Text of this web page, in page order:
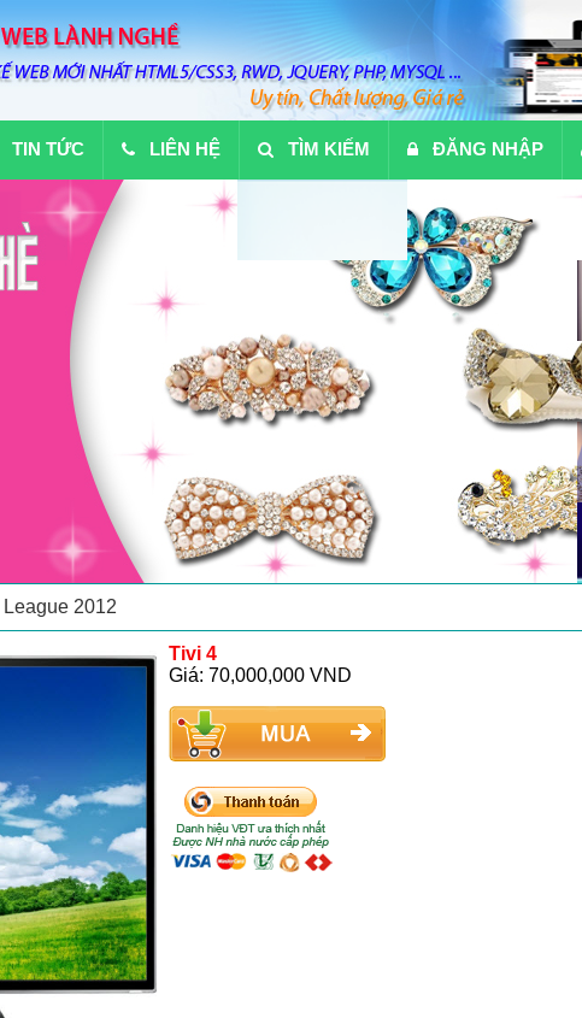
TIN TỨC LIÊN HỆ TÌM KIẾM ĐĂNG NHẬP
mọi thời đại
cho Saigon Heat
Tivi 4
Giá: 70,000,000 VND